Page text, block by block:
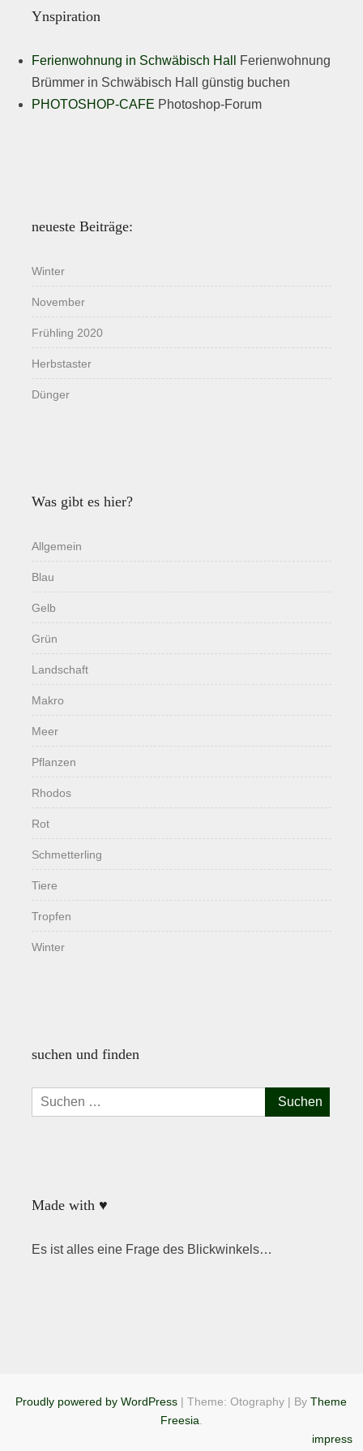
Ynspiration
Ferienwohnung in Schwäbisch Hall
Ferienwohnung
Brümmer in Schwäbisch Hall günstig buchen
PHOTOSHOP-CAFE Photoshop-Forum
neueste Beiträge:
Winter
November
Frühling 2020
Herbstaster
Dünger
Was gibt es hier?
Allgemein
Blau
Gelb
Grün
Landschaft
Makro
Meer
Pflanzen
Rhodos
Rot
Schmetterling
Tiere
Tropfen
Winter
suchen und finden
Suchen
nach:
Made with ♥
Es ist alles eine Frage des Blickwinkels…
Proudly powered by WordPress |Theme: Otography | ByTheme
Freesia
impress